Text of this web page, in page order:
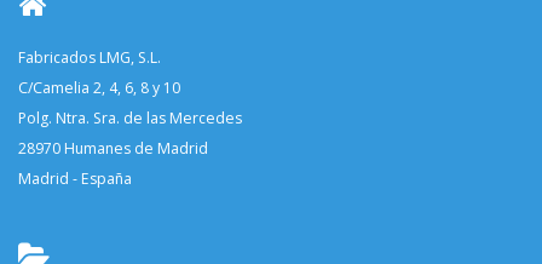
Fabricados LMG, S.L.
C/Camelia 2, 4, 6, 8 y 10
Polg. Ntra. Sra. de las Mercedes
28970 Humanes de Madrid
Madrid - España